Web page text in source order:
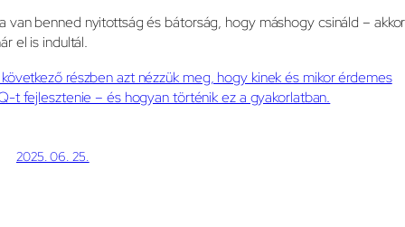
van benned nyitottság és bátorság, hogy máshogy csináld – akkor
el is indultál.
részben azt nézzük meg, hogy kinek és mikor érdemes
t fejlesztenie – és hogyan történik ez a gyakorlatban.
2025. 06. 25.